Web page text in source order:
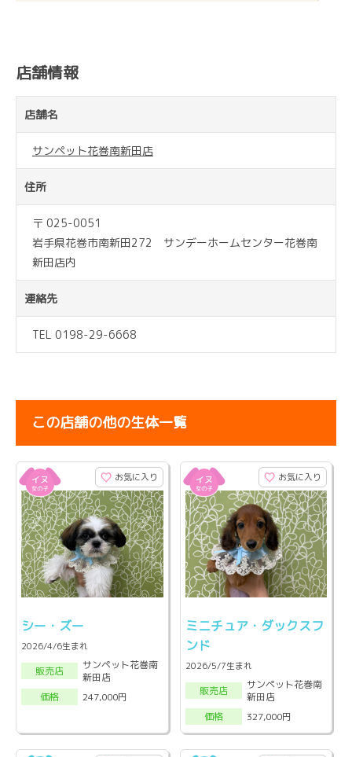
店舗情報
店舗名
サンペット花巻南新田店
住所
〒 025-0051
岩手県花巻市南新田272 サンデーホームセンター花巻南
新田店内
連絡先
TEL 0198-29-6668
この店舗の他の生体一覧
お気に入り
シー・ズー
2026/4/6生まれ
販売店
サンペット花巻南
新田店
価格
247,000円
お気に入り
ミニチュア・ダックスフ
ンド
2026/5/7生まれ
販売店
サンペット花巻南
新田店
価格
327,000円